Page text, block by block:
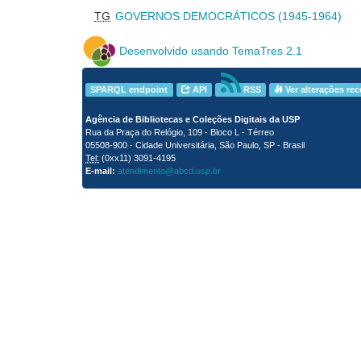
TG GOVERNOS DEMOCRÁTICOS (1945-1964)
Desenvolvido usando TemaTres 2.1
SPARQL endpoint API RSS Ver alterações
Agência de Bibliotecas e Coleções Digitais da USP
Rua da Praça do Relógio, 109 - Bloco L - Térreo
05508-900 - Cidade Universitária, São Paulo, SP - Brasil
Tel: (0xx11) 3091-4195
E-mail: atendimento@abcd.usp.br